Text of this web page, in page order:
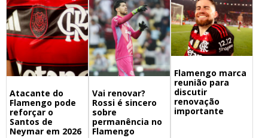
Atacante do
Flamengo pode
reforçar o
Santos de
Neymar em 2026
Vai renovar?
Rossi é sincero
sobre
permanência no
Flamengo
Flamengo marca
reunião para
discutir
renovação
importante